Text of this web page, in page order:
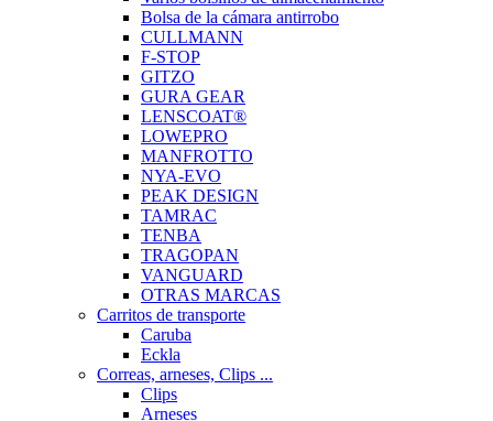
Bolsa de la cámara antirrobo
CULLMANN
F-STOP
GITZO
GURA GEAR
LENSCOAT®
LOWEPRO
MANFROTTO
NYA-EVO
PEAK DESIGN
TAMRAC
TENBA
TRAGOPAN
VANGUARD
OTRAS MARCAS
Carritos de transporte
Caruba
Eckla
Correas, arneses, Clips ...
Clips
Arneses